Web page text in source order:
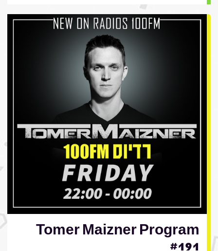
Tomer Maizner Program
#191